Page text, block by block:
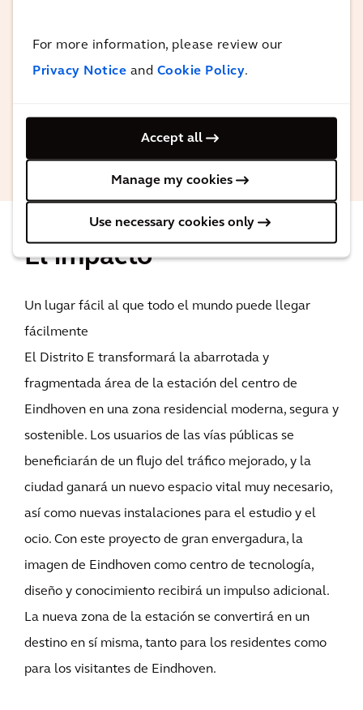
For more information, please review our
Privacy Notice and Cookie Policy.
Accept all
Manage my cookies
Use necessary cookies only
fragmentada sin ninguna imagen a una
espectacular zona en la que vivir,
El impacto
Un lugar fácil al que todo el mundo puede llegar
fácilmente
El Distrito E transformará la abarrotada y
fragmentada área de la estación del centro de
Eindhoven en una zona residencial moderna, segura y
sostenible. Los usuarios de las vías públicas se
beneficiarán de un flujo del tráfico mejorado, y la
ciudad ganará un nuevo espacio vital muy necesario,
así como nuevas instalaciones para el estudio y el
ocio. Con este proyecto de gran envergadura, la
imagen de Eindhoven como centro de tecnología,
diseño y conocimiento recibirá un impulso adicional.
La nueva zona de la estación se convertirá en un
destino en sí misma, tanto para los residentes como
para los visitantes de Eindhoven.